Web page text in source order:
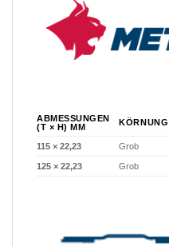
ABMESSUNGEN
(T × H) MM
KÖRNUNG
115 × 22,23
Grob
125 × 22,23 Grob